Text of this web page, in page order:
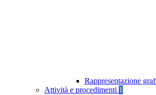
Rappresentazione
Attività e procedimenti 1